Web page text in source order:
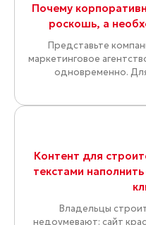
Почему
роскошь, а
Представьте
маркетинговое
одновременно.
Контент для
текстами
Владельцы
недоумевают: сайт